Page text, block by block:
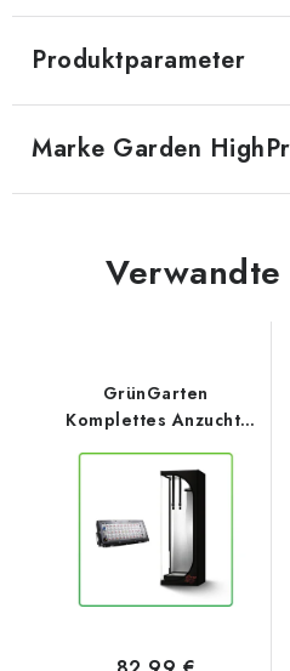
Produktparameter
Marke Garden
GrünGarten
Komplettes Anzucht-
Set Basic 1.0 – Hydro
Shoot 40x40x120 +
Modulares Reflektor